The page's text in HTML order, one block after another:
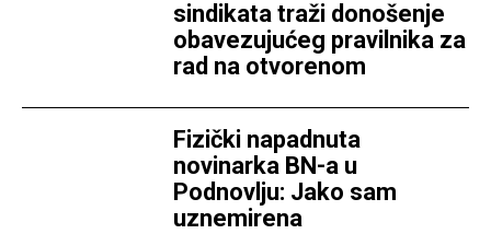
sindikata traži donošenje
obavezujućeg pravilnika za
rad na otvorenom
Fizički napadnuta
novinarka BN-a u
Podnovlju: Jako sam
uznemirena